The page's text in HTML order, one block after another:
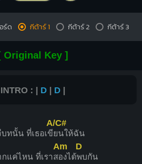
ร์ด กีต้าร์ 1 กีต้าร์ 2 กีต้าร์ 3
Original Key ]
INTRO : | D| D|
ทนั้น ที่เธอเขี
A/C#
ยนให้ฉัน
กแค่ไหน ที่เราส
Am
องได้
D
พบกัน